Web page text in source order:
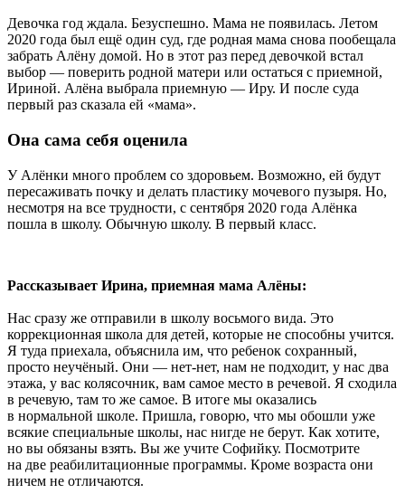
Девочка год ждала. Безуспешно. Мама не появилась. Летом
2020 года был ещё один суд, где родная мама снова пообещала
забрать Алёну домой. Но в этот раз перед девочкой встал
выбор — поверить родной матери или остаться с приемной,
Ириной. Алёна выбрала приемную — Иру. И после суда
первый раз сказала ей «мама».
Она сама себя оценила
У Алёнки много проблем со здоровьем. Возможно, ей будут
пересаживать почку и делать пластику мочевого пузыря. Но,
несмотря на все трудности, с сентября 2020 года Алёнка
пошла в школу. Обычную школу. В первый класс.
Рассказывает Ирина, приемная мама Алёны:
Нас сразу же отправили в школу восьмого вида. Это
коррекционная школа для детей, которые не способны учится.
Я туда приехала, объяснила им, что ребенок сохранный,
просто неучёный. Они — нет-нет, нам не подходит, у нас два
этажа, у вас колясочник, вам самое место в речевой. Я сходила
в речевую, там то же самое. В итоге мы оказались
в нормальной школе. Пришла, говорю, что мы обошли уже
всякие специальные школы, нас нигде не берут. Как хотите,
но вы обязаны взять. Вы же учите Софийку. Посмотрите
на две реабилитационные программы. Кроме возраста они
ничем не отличаются.